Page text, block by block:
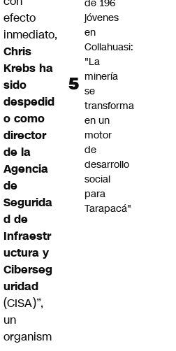
efecto
inmediato,
Chris
Krebs ha
sido
despedid
o como
director
de la
Agencia
de
Segurida
d de
Infraestr
uctura y
Ciberseg
uridad
(CISA)”,
un
organism
de 196
jóvenes
en
Collahuasi:
"La
minería
se
transforma
en un
motor
de
desarrollo
social
para
Tarapacá"